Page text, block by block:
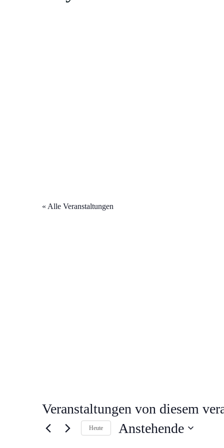
« Alle Veranstaltungen
Veranstaltungen von diesem
Heute Anstehende